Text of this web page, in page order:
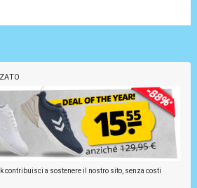
contribuisci a sostenere il nostro sito, senza costi